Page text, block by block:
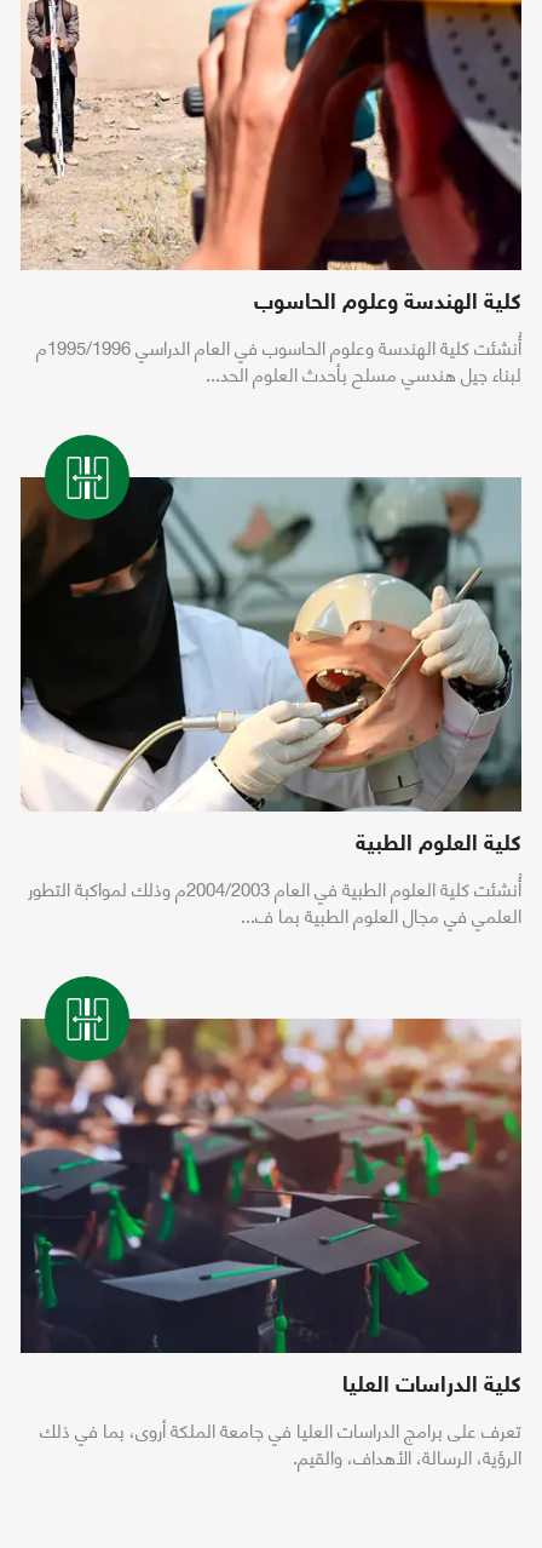
كلية الهندسة وعلوم الحاسوب
أُنشئت كلية الهندسة وعلوم الحاسوب في العام الدراسي 1995/1996م
لبناء جيل هندسي مسلح بأحدث العلوم الحد...
كلية العلوم الطبية
أُنشئت كلية العلوم الطبية في العام 2004/2003م وذلك لمواكبة التطور
العلمي في مجال العلوم الطبية بما ف...
كلية الدراسات العليا
تعرف على برامج الدراسات العليا في جامعة الملكة أروى، بما في ذلك
الرؤية، الرسالة، الأهداف، والقيم.